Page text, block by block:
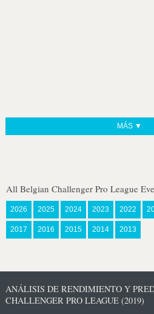
MÁS ▼
All Belgian Challenger Pro League
2026 2025 2024 2023 2022
2017 2016 2015 2014 2013
ANÁLISIS DE RENDIMIENTO Y
CHALLENGER PRO LEAGUE (2019)